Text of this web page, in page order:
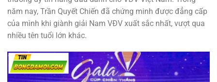
năm nay, Trần Quyết Chiến đã chứng minh được đẳng cấp
của mình khi giành giải Nam VĐV xuất sắc nhất, vượt qua
nhiều tên tuổi lớn khác.